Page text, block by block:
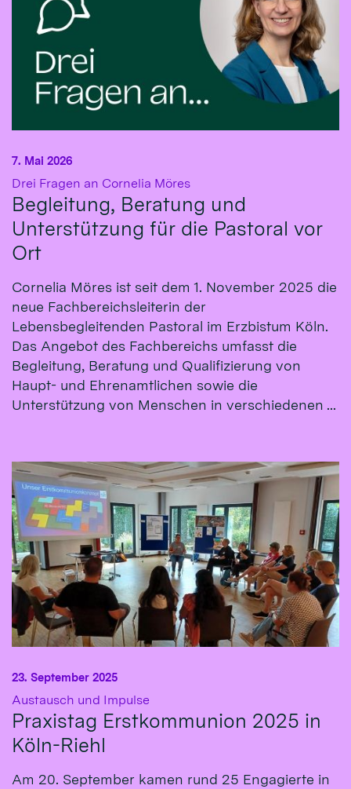
Drei Fragen an Cornelia Möres:
Begleitung, Beratung und
Unterstützung für die Pastoral vor
Ort
7. Mai 2026
Cornelia Möres ist seit dem 1. November 2025 die
neue Fachbereichsleiterin der
Lebensbegleitenden Pastoral im Erzbistum Köln.
Das Angebot des Fachbereichs umfasst die
Begleitung, Beratung und Qualifizierung von
Haupt- und Ehrenamtlichen sowie die
Unterstützung von Menschen in verschiedenen ...
Austausch und Impulse
Praxistag Erstkommunion 2025 in
Köln-Riehl
23. September 2025
Am 20. September kamen rund 25 Engagierte in